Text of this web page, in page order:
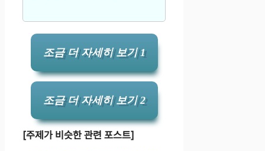
조금 더 자세히 보기 1
조금 더 자세히 보기 2
[주제가 비슷한 관련 포스트]